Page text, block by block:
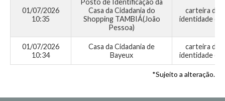
01/07/2026
10:35
Posto de Identificação da
Casa da Cidadania do
Shopping TAMBIÁ(João
Pessoa)
carteira de
identidade
01/07/2026
10:34
Casa da Cidadania de
Bayeux
carteira de
identidade
*Sujeito a alteração.